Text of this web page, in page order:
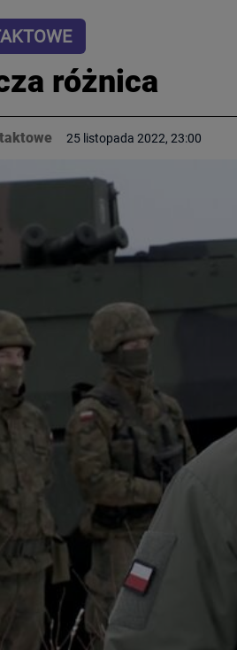
różnica
25 listopada 2022, 23:00